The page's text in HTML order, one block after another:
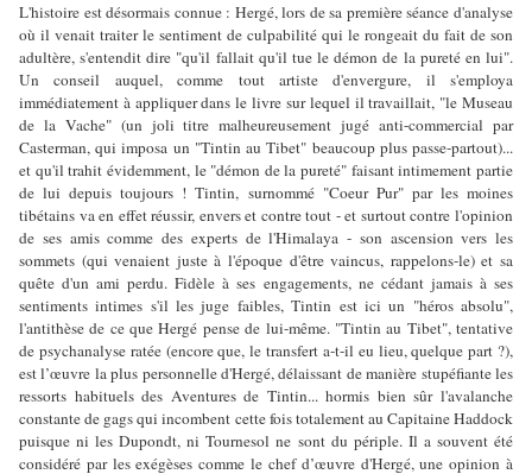
L'histoire est désormais connue : Hergé, lors de sa première séance d'analyse
où il venait traiter le sentiment de culpabilité qui le rongeait du fait de son
adultère, s'entendit dire "qu'il fallait qu'il tue le démon de la pureté en lui".
Un conseil auquel, comme tout artiste d'envergure, il s'employa
immédiatement à appliquer dans le livre sur lequel il travaillait, "le Museau
de la Vache" (un joli titre malheureusement jugé anti-commercial par
Casterman, qui imposa un "Tintin au Tibet" beaucoup plus passe-partout)...
et qu'il trahit évidemment, le "démon de la pureté" faisant intimement partie
de lui depuis toujours ! Tintin, surnommé "Coeur Pur" par les moines
tibétains va en effet réussir, envers et contre tout - et surtout contre l'opinion
de ses amis comme des experts de l'Himalaya - son ascension vers les
sommets (qui venaient juste à l'époque d'être vaincus, rappelons-le) et sa
quête d'un ami perdu. Fidèle à ses engagements, ne cédant jamais à ses
sentiments intimes s'il les juge faibles, Tintin est ici un "héros absolu",
l'antithèse de ce que Hergé pense de lui-même. "Tintin au Tibet", tentative
de psychanalyse ratée (encore que, le transfert a-t-il eu lieu, quelque part ?),
est l’œuvre la plus personnelle d'Hergé, délaissant de manière stupéfiante les
ressorts habituels des Aventures de Tintin... hormis bien sûr l'avalanche
constante de gags qui incombent cette fois totalement au Capitaine Haddock
puisque ni les Dupondt, ni Tournesol ne sont du périple. Il a souvent été
considéré par les exégèses comme le chef d’œuvre d'Hergé, une opinion à